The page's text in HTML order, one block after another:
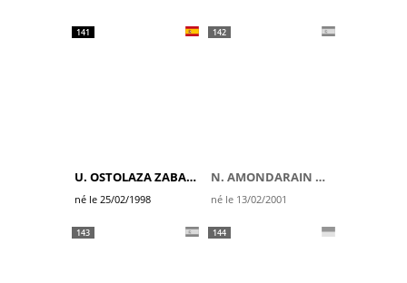
141
U. OSTOLAZA ZABALA
né le 25/02/1998
142
N. AMONDARAIN GAZTAÑAGA
né le 13/02/2001
143 144